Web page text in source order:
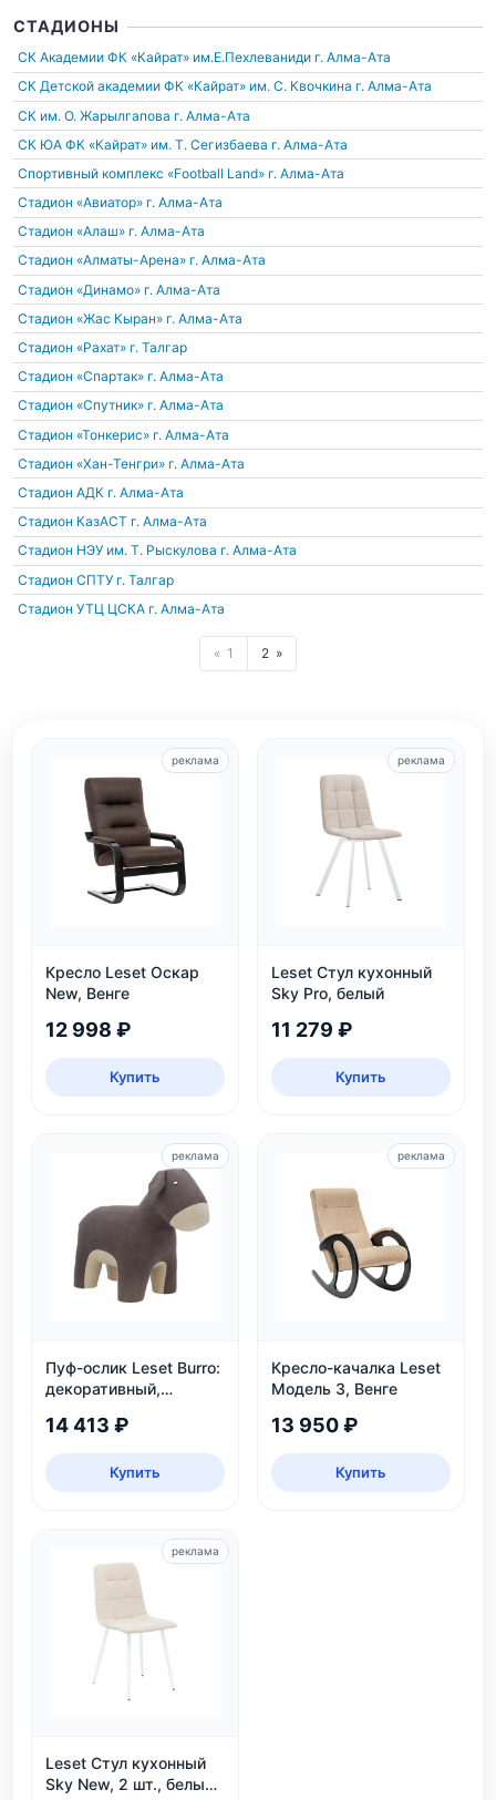
СТАДИОНЫ
СК Академии ФК «Кайрат» им.Е.Пехлеваниди г. Алма-Ата
СК Детской академии ФК «Кайрат» им. С. Квочкина г. Алма-Ата
СК им. О. Жарылгапова г. Алма-Ата
СК ЮА ФК «Кайрат» им. Т. Сегизбаева г. Алма-Ата
Спортивный комплекс «Football Land» г. Алма-Ата
Стадион «Авиатор» г. Алма-Ата
Стадион «Алаш» г. Алма-Ата
Стадион «Алматы-Арена» г. Алма-Ата
Стадион «Динамо» г. Алма-Ата
Стадион «Жас Кыран» г. Алма-Ата
Стадион «Рахат» г. Талгар
Стадион «Спартак» г. Алма-Ата
Стадион «Спутник» г. Алма-Ата
Стадион «Тонкерис» г. Алма-Ата
Стадион «Хан-Тенгри» г. Алма-Ата
Стадион АДК г. Алма-Ата
Стадион КазАСТ г. Алма-Ата
Стадион НЭУ им. Т. Рыскулова г. Алма-Ата
Стадион СПТУ г. Талгар
Стадион УТЦ ЦСКА г. Алма-Ата
1 2
Кресло Leset Оскар
New, Венге
12 998 ₽
Купить
реклама
Leset Стул кухонный
Sky Pro, белый
11 279 ₽
Купить
реклама
Пуф-ослик Leset Burro:
декоративный,
и детской
14 413 ₽
Купить
реклама
Кресло-качалка Leset
Модель 3, Венге
13 950 ₽
Купить
реклама
Leset Стул кухонный
Sky New, 2 шт., белый/
реклама